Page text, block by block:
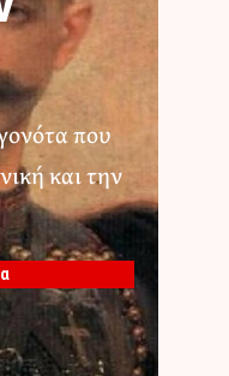
που
και την